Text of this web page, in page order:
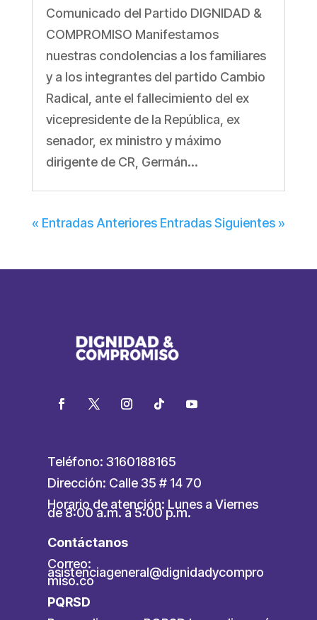
Comunicado del Partido DIGNIDAD &
COMPROMISO Manifestamos
nuestras condolencias a los familiares
y a los integrantes del partido Cambio
Radical, ante el fallecimiento del ex
vicepresidente de la República, ex
senador, ex ministro y máximo
dirigente de CR, Germán...
« Entradas Anteriores Entradas Siguientes »
Teléfono: 3160188165
Dirección: Calle 35 # 14 70
Horario de atención: Lunes a Viernes
de 8:00 a.m. a 5:00 p.m.
Contáctanos
Correo:
asistenciageneral@dignidadycompro
miso.co
PQRSD